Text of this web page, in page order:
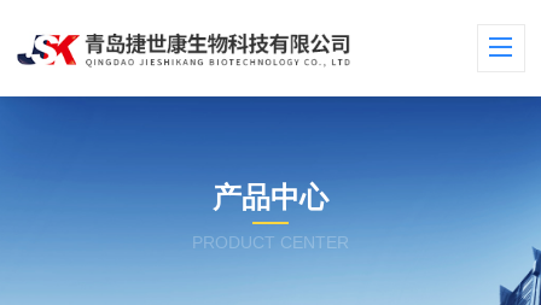
产品中心
PRODUCT CENTER